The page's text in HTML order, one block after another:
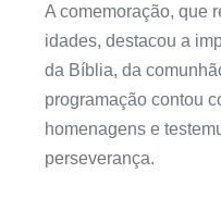
A comemoração, que
idades, destacou a
da Bíblia, da
programação contou
homenagens e
perseverança.